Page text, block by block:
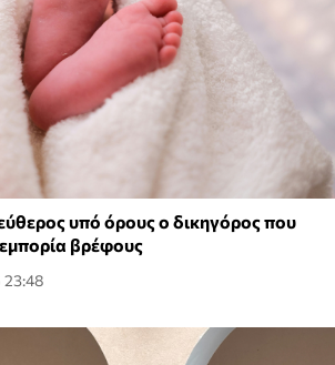
υπό όρους ο δικηγόρος που
βρέφους